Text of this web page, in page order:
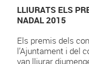
LLIURATS ELS
NADAL 2015
Els premis dels
l’Ajuntament i del
van lliurar